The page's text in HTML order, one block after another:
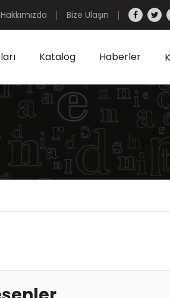
Hakkımızda Bize Ulaşın
Katalog Haberler